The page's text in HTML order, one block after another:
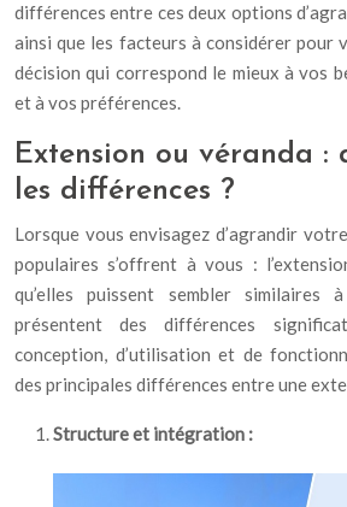
différences entre ces deux options
ainsi que les facteurs à considérer pour
décision qui correspond le mieux à vos
et à vos préférences.
Extension ou véranda :
les différences ?
Lorsque vous envisagez d’agrandir
populaires s’offrent à vous :
qu’elles puissent sembler similaires
présentent des différences
conception, d’utilisation et de
des principales différences entre une
Structure et intégration :